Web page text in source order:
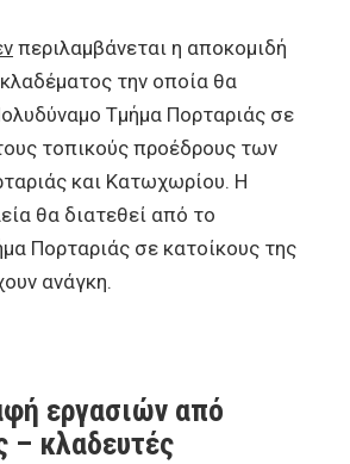
περιλαμβάνεται η αποκομιδή
την οποία θα
Τμήμα Πορταριάς σε
τοπικούς προέδρους των
και Κατωχωρίου. Η
θα διατεθεί από το
Πορταριάς σε κατοίκους της
ανάγκη.
εργασιών από
– κλαδευτές